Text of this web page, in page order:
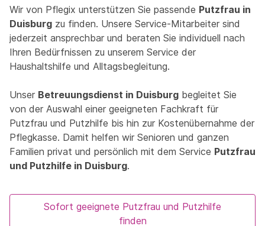
Wir von Pflegix unterstützen Sie passende Putzfrau in
Duisburg zu finden. Unsere Service-Mitarbeiter sind
jederzeit ansprechbar und beraten Sie individuell nach
Ihren Bedürfnissen zu unserem Service der
Haushaltshilfe und Alltagsbegleitung.
Unser Betreuungsdienst in Duisburg begleitet Sie
von der Auswahl einer geeigneten Fachkraft für
Putzfrau und Putzhilfe bis hin zur Kostenübernahme der
Pflegkasse. Damit helfen wir Senioren und ganzen
Familien privat und persönlich mit dem Service Putzfrau
und Putzhilfe in Duisburg.
Sofort geeignete Putzfrau und Putzhilfe
finden